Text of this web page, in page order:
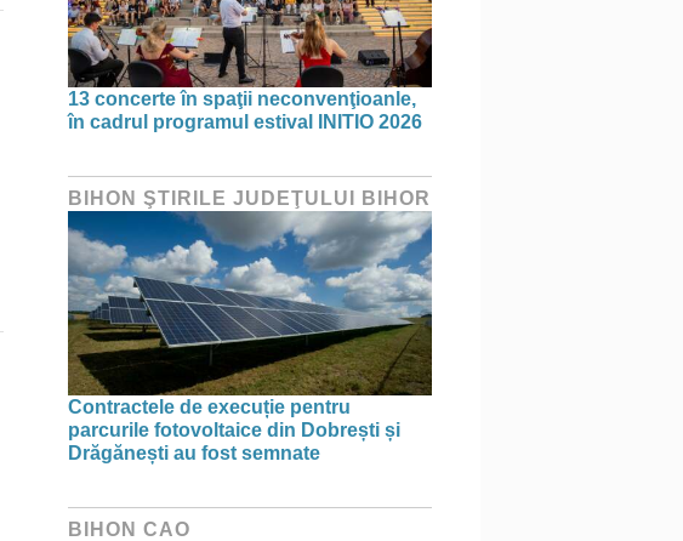
13 concerte în spaţii neconvenţioanle,
în cadrul programul estival INITIO 2026
BIHON ŞTIRILE JUDEŢULUI BIHOR
Contractele de execuție pentru
parcurile fotovoltaice din Dobrești și
Drăgănești au fost semnate
BIHON CAO